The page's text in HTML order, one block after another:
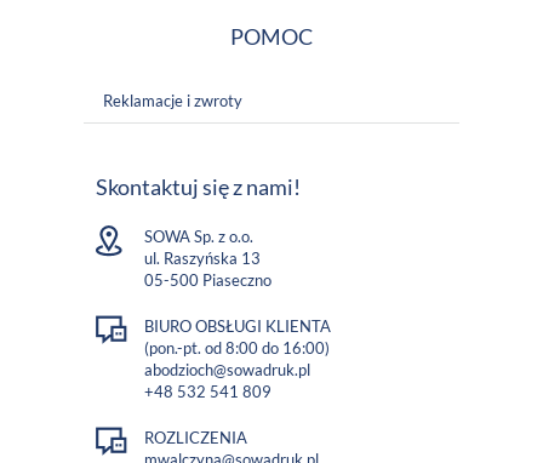
POMOC
Reklamacje i zwroty
Skontaktuj się z nami!
SOWA Sp. z o.o.
ul. Raszyńska 13
05-500 Piaseczno
BIURO OBSŁUGI KLIENTA
(pon.-pt. od 8:00 do 16:00)
abodzioch@sowadruk.pl
+48 532 541 809
ROZLICZENIA